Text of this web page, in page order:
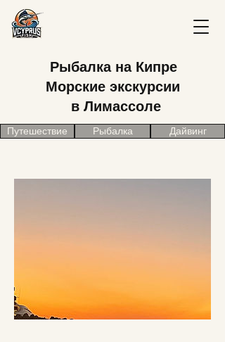
Рыбалка на Кипре
Морские экскурсии
в Лимассоле
Дайвинг
Рыбалка
Путешествие